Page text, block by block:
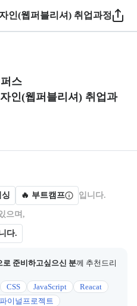
인(웹퍼블리셔) 취업과정 2025
1 / 5
스
인(웹퍼블리셔) 취업과
일산캠퍼스, 과정명: 생성
보를 카드 형태로 제공한다.
🔥 부트캠프 입니다.
으며,
다.
로 준비하고싶으신 분께 추천드리
CSS JavaScript
Reacat
파이널프로젝트